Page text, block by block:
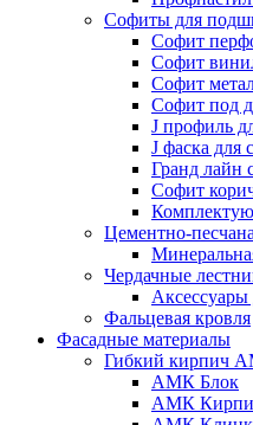
Софиты для
Cофит
Софит
Софит
Софит под
J профиль
J фаска для
Гранд лайн
Софит
Цементно-
Чердачные
Аксессуары
Фальцевая кровля
Фасадные материалы
Гибкий кирпич
АМК Блок
АМК